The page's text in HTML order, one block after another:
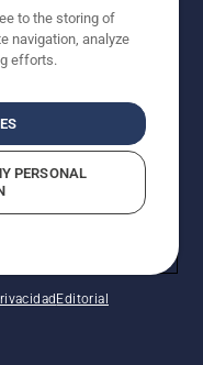
Editorial
to the storing of
navigation, analyze
efforts.
PERSONAL